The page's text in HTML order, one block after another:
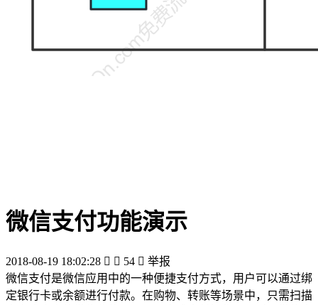
微信支付功能演示
2018-08-19 18:02:28   54  举报
微信支付是微信应用中的一种便捷支付方式，用户可以通过绑
定银行卡或余额进行付款。在购物、转账等场景中，只需扫描